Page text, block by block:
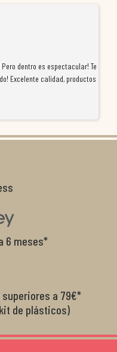
dentro es espectacular! Te
Excelente calidad, productos
6 meses*
a 79€*
de plásticos)